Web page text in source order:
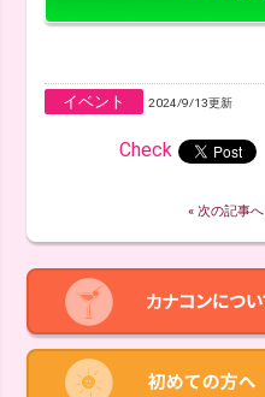
イベント 2024/9/13更新
Check
« 次の記事へ